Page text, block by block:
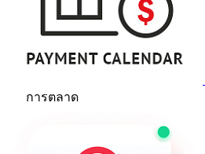
การตลาด